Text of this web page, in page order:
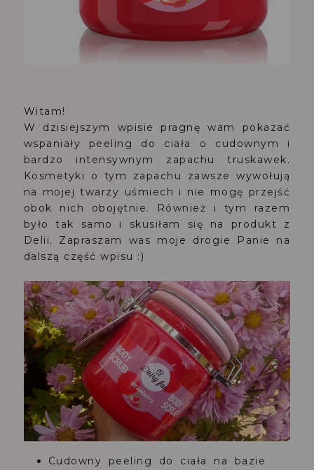
Witam!
W dzisiejszym wpisie pragnę wam pokazać
wspaniały peeling do ciała o cudownym i
bardzo intensywnym zapachu truskawek.
Kosmetyki o tym zapachu zawsze wywołują
na mojej twarzy uśmiech i nie mogę przejść
obok nich obojętnie. Również i tym razem
było tak samo i skusiłam się na produkt z
Delii. Zapraszam was moje drogie Panie na
dalszą część wpisu :)
Cudowny peeling do ciała na bazie